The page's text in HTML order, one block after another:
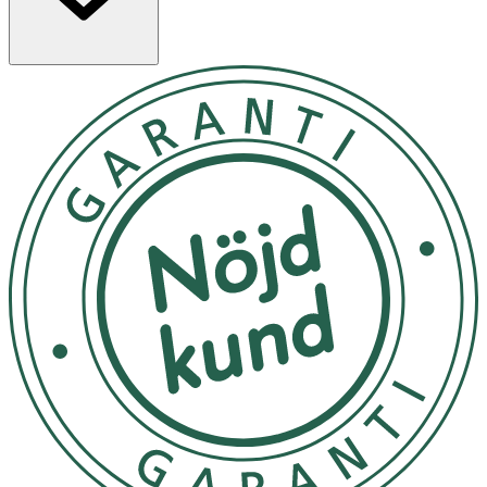
Näringsämnenas bidrag
·ALA (alfa-linolensyra)bidrar till att bibehålla
normala kolesterolnivåer i blodet (gynnsam effekt vid
2 g ALA/dag)
EPA och DHA bidrar till hjärtats normala funktion
(gynnsam effekt vid 250 mg EPA + DHA/dag)
·Vitamin Ebidrar till att skydda cellerna mot oxidativ
Användning & Dosering
Rekommenderad daglig dos:
· Vuxna: 2 kapslar per dag. Sväljes hela med vätska,
gärna i samband med måltid.
Observera:
· Rekommenderad daglig dos bör inte överskridas.